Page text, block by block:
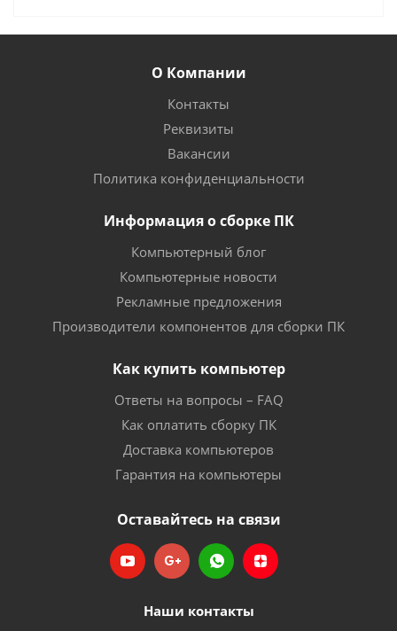
О Компании
Контакты
Реквизиты
Вакансии
Политика конфиденциальности
Информация о сборке ПК
Компьютерный блог
Компьютерные новости
Рекламные предложения
Производители компонентов для сборки ПК
Как купить компьютер
Ответы на вопросы – FAQ
Как оплатить сборку ПК
Доставка компьютеров
Гарантия на компьютеры
Оставайтесь на связи
Наши контакты